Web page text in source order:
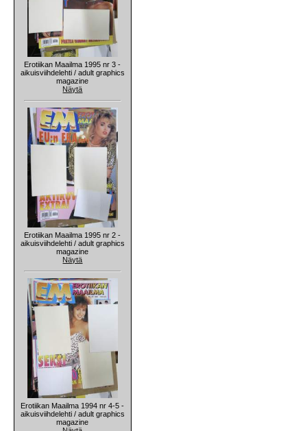
Erotiikan Maailma 1995 nr 3 -
aikuisviihdelehti / adult graphics
magazine
Näytä
Erotiikan Maailma 1995 nr 2 -
aikuisviihdelehti / adult graphics
magazine
Näytä
Erotiikan Maailma 1994 nr 4-5 -
aikuisviihdelehti / adult graphics
magazine